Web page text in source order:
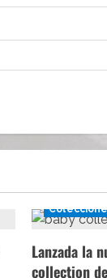
Lanzada la
collection